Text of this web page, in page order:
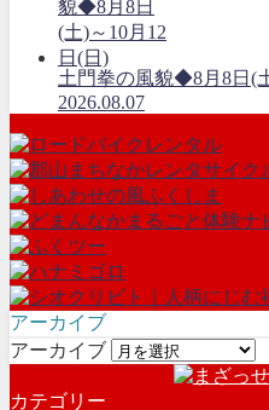
土門拳の風貌◆8月8日(
2026.08.07
アーカイブ
アーカイブ
カテゴリー